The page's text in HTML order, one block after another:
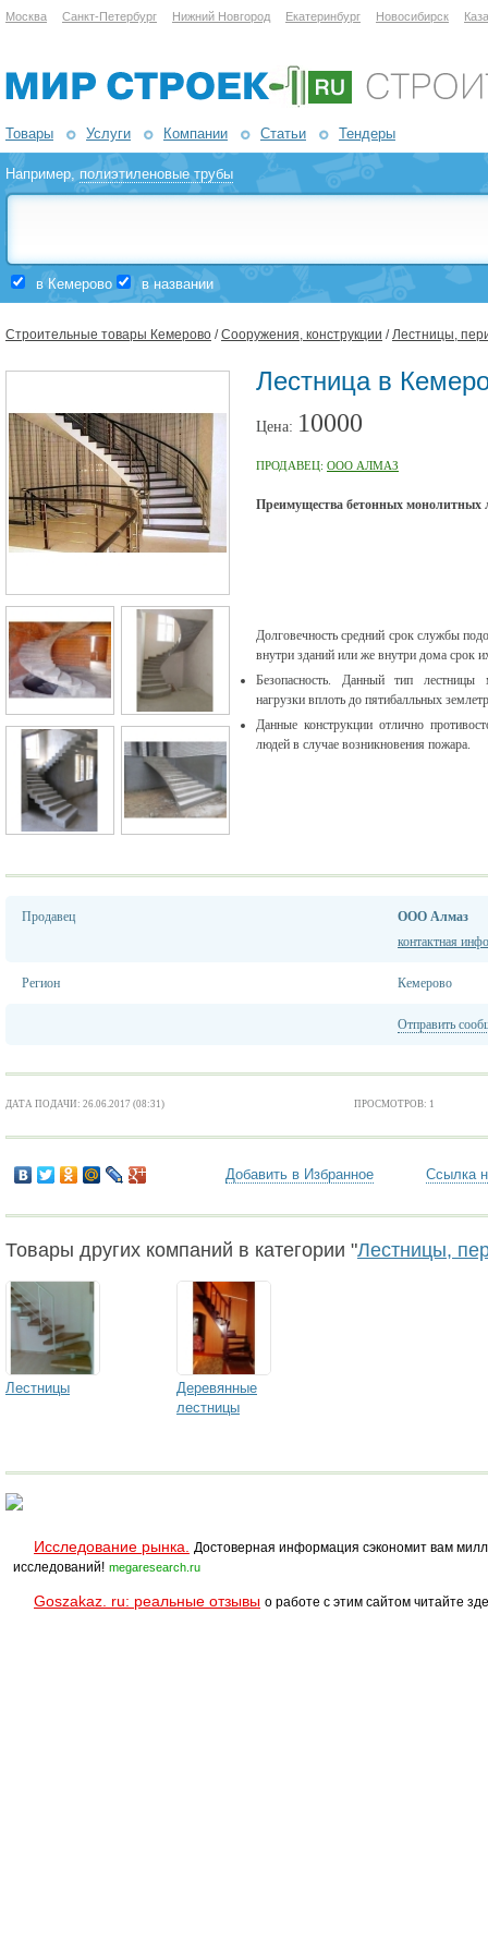
Москва Санкт-Петербург Нижний Новгород Екатеринбург Новосибирск
Товары Услуги Компании Статьи Тендеры
Например,полиэтиленовые трубы
в Кемерово в названии
Строительные товары Кемерово /Сооружения, конструкции /Лестницы,
Лестница в
Цена: 10000
ПРОДАВЕЦ: ООО АЛМАЗ
Преимущества бетонных монолитных
Долговечность средний срок службы
внутри зданий или же внутри дома срок
Безопасность. Данный тип лестницы
нагрузки вплоть до пятибалльных
Данные конструкции отлично
людей в случае возникновения пожара.
Продавец
ООО Алмаз
контактная
Регион Кемерово
Отправить
ДАТА ПОДАЧИ: 26.06.2017 (08:31) ПРОСМОТРОВ: 1
Добавить в Избранное Ссылка
Товары других компаний в категории "Лестницы,
Лестницы
Деревянные
лестницы
Исследование рынка.
Достоверная информация сэкономит вам
исследований! megaresearch.ru
Goszakaz. ru: реальные отзывы о работе с этим сайтом читайте